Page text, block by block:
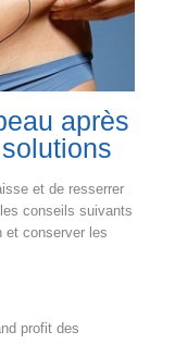
après
et de resserrer
conseils suivants
et conserver les
profit des